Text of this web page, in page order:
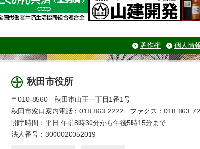
著作権 個人情
秋田市役所
〒010-8560 秋田市山王一丁目1番1号
秋田市窓口案内電話：018-863-2222 ファクス：018-863-
開庁時間：平日 午前8時30分から午後5時15分まで
法人番号：3000020052019